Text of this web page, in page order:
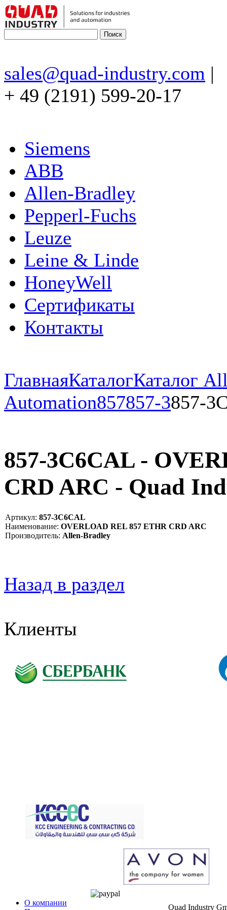
sales@quad-industry.com |
+ 49 (2191) 599-20-17
Siemens
ABB
Allen-Bradley
Pepperl-Fuchs
Leuze
Leine & Linde
HoneyWell
Сертификаты
Контакты
ГлавнаяКаталогКаталог
Automation857857-3857-
857-3C6CAL -
CRD ARC - Quad
Артикул: 857-3C6CAL
Наименование: OVERLOAD REL 857 ETHR CRD ARC
Производитель: Allen-Bradley
Назад в раздел
Клиенты
О компании
Quad Industry